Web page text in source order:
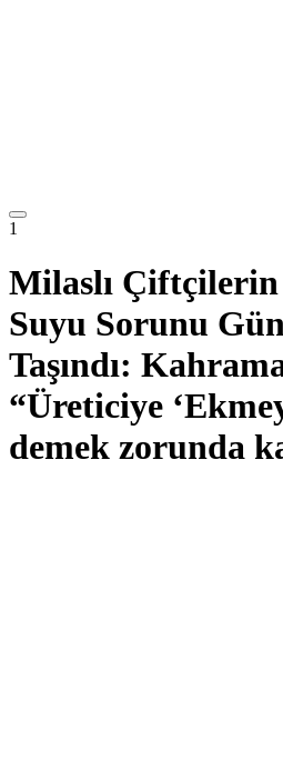
1
Milaslı
Suyu Sorunu
Taşındı:
“Üreticiye
demek zorunda